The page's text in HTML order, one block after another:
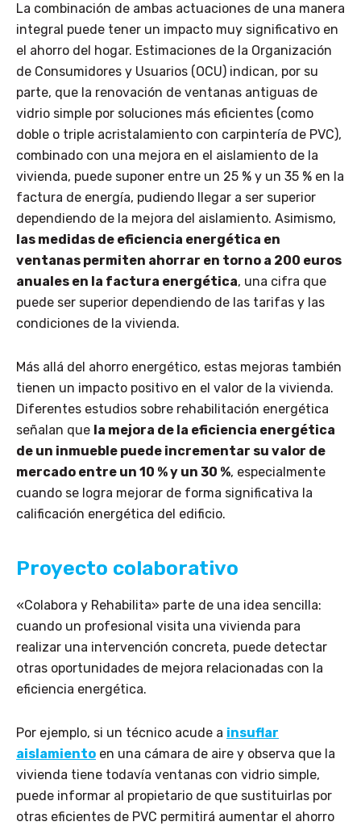
La combinación de ambas actuaciones de una manera
integral puede tener un impacto muy significativo en
el ahorro del hogar. Estimaciones de la Organización
de Consumidores y Usuarios (OCU) indican, por su
parte, que la renovación de ventanas antiguas de
vidrio simple por soluciones más eficientes (como
doble o triple acristalamiento con carpintería de PVC),
combinado con una mejora en el aislamiento de la
vivienda, puede suponer entre un 25 % y un 35 % en la
factura de energía, pudiendo llegar a ser superior
dependiendo de la mejora del aislamiento. Asimismo,
las medidas de eficiencia energética en
ventanas permiten ahorrar en torno a 200 euros
anuales en la factura energética, una cifra que
puede ser superior dependiendo de las tarifas y las
condiciones de la vivienda.
Más allá del ahorro energético, estas mejoras también
tienen un impacto positivo en el valor de la vivienda.
Diferentes estudios sobre rehabilitación energética
señalan que la mejora de la eficiencia energética
de un inmueble puede incrementar su valor de
mercado entre un 10 % y un 30 %, especialmente
cuando se logra mejorar de forma significativa la
calificación energética del edificio.
Proyecto colaborativo
«Colabora y Rehabilita» parte de una idea sencilla:
cuando un profesional visita una vivienda para
realizar una intervención concreta, puede detectar
otras oportunidades de mejora relacionadas con la
eficiencia energética.
Por ejemplo, si un técnico acude a insuflar
aislamiento en una cámara de aire y observa que la
vivienda tiene todavía ventanas con vidrio simple,
puede informar al propietario de que sustituirlas por
otras eficientes de PVC permitirá aumentar el ahorro